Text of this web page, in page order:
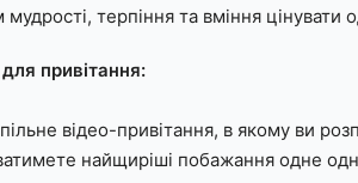
терпіння та вміння цінувати
привітання:
відео-привітання, в якому ви
найщиріші побажання одне